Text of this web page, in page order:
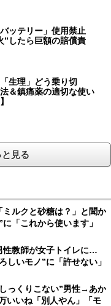
ッテリー」使用禁止
”したら巨額の賠償責
生理」どう乗り切
＆鎮痛薬の適切な使い
見る
ミルクと砂糖は？」と聞か
「これから使います」
性教師が女子トイレに…
しいモノ”に「許せない」
っくりこない”男性→あか
いね「別人やん」「モ